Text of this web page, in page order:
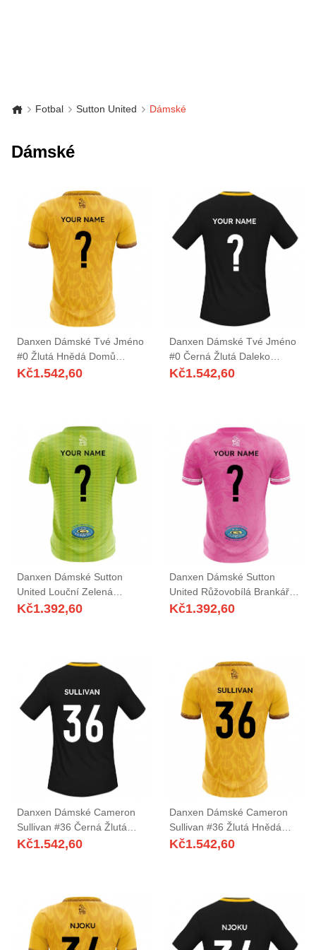
Fotbal Sutton United Dámské
Dámské
Danxen Dámské Tvé Jméno
#0 Žlutá Hnědá Domů
Hráčské Dresy 2025/26 Dres
Kč1.542,60
Danxen Dámské Tvé Jméno
#0 Černá Žlutá Daleko
Hráčské Dresy 2025/26 Dres
Kč1.542,60
Danxen Dámské Sutton
United Louční Zelená
Brankář Dresy 2025/26 Dres
Kč1.392,60
Danxen Dámské Sutton
United Růžovobílá Brankář
Dresy 2025/26 Dres
Kč1.392,60
Danxen Dámské Cameron
Sullivan #36 Černá Žlutá
Daleko Hráčské Dresy
Kč1.542,60
Danxen Dámské Cameron
Sullivan #36 Žlutá Hnědá
Domů Hráčské Dresy
Kč1.542,60